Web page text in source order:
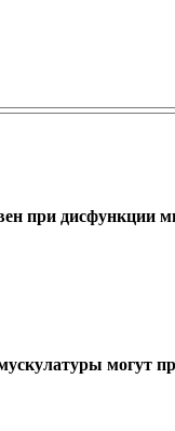
при дисфункции
могут